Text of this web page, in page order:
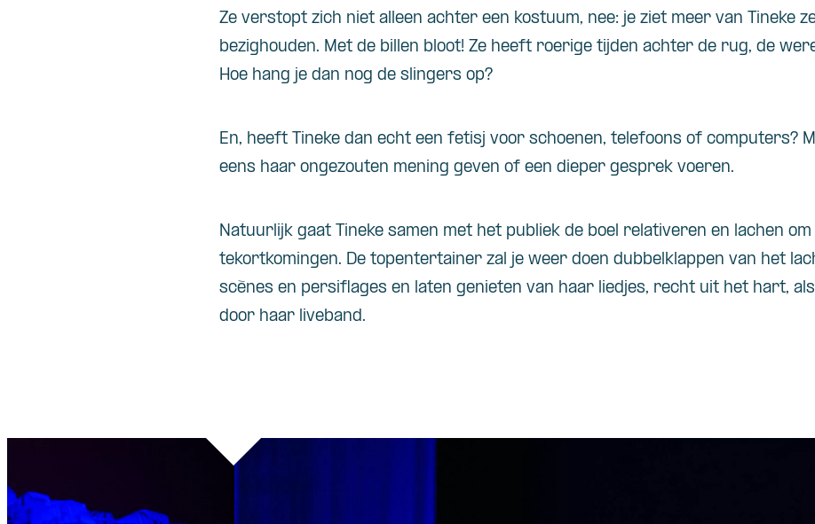
Ze verstopt zich niet alleen achter een kostuum, nee: je ziet meer van Tineke
bezighouden. Met de billen bloot! Ze heeft roerige tijden achter de rug, de
Hoe hang je dan nog de slingers op?
En, heeft Tineke dan echt een fetisj voor schoenen, telefoons of computers?
eens haar ongezouten mening geven of een dieper gesprek voeren.
Natuurlijk gaat Tineke samen met het publiek de boel relativeren en lachen om
tekortkomingen. De topentertainer zal je weer doen dubbelklappen van het
scènes en persiflages en laten genieten van haar liedjes, recht uit het hart,
door haar liveband.